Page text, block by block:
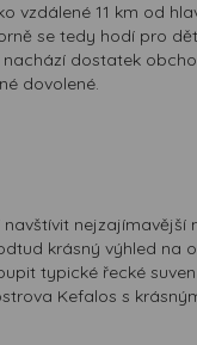
vzdálené 11 km od
se tedy hodí pro
dostatek
dovolené.
krásný výhled na
typické řecké
Kefalos s